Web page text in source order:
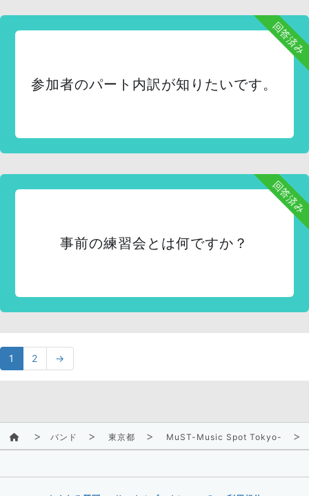
回答済み
参加者のパート内訳が知りたいです。
回答済み
事前の練習会とは何ですか？
1 2 →
バンド 東京都 MuST-Music Spot Tokyo-